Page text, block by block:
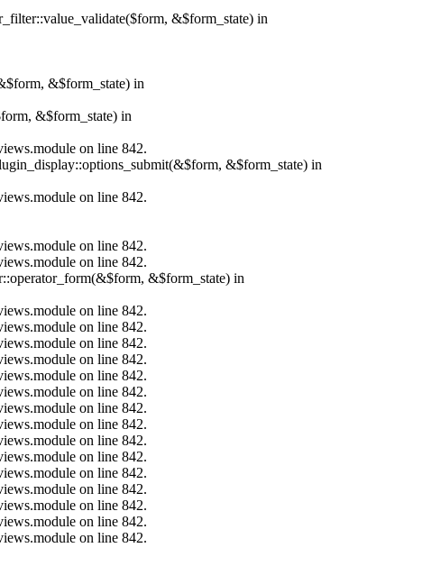
&$form_state) in
&$form_state) in
&$form_state) in
on line 842.
&$form_state) in
on line 842.
on line 842.
on line 842.
&$form_state) in
on line 842.
on line 842.
on line 842.
on line 842.
on line 842.
on line 842.
on line 842.
on line 842.
on line 842.
on line 842.
on line 842.
on line 842.
on line 842.
on line 842.
on line 842.